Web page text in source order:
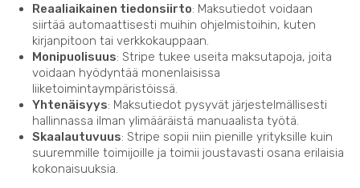
Reaaliaikainen tiedonsiirto: Maksutiedot voidaan
siirtää automaattisesti muihin ohjelmistoihin, kuten
kirjanpitoon tai verkkokauppaan.
Monipuolisuus: Stripe tukee useita maksutapoja, joita
voidaan hyödyntää monenlaisissa
liiketoimintaympäristöissä.
Yhtenäisyys: Maksutiedot pysyvät järjestelmällisesti
hallinnassa ilman ylimääräistä manuaalista työtä.
Skaalautuvuus: Stripe sopii niin pienille yrityksille kuin
suuremmille toimijoille ja toimii joustavasti osana erilaisia
kokonaisuuksia.